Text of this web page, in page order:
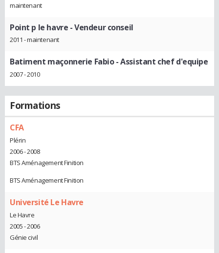
maintenant
Point p le havre - Vendeur conseil
2011 - maintenant
Batiment maçonnerie Fabio- Assistant chef d'equipe
2007 - 2010
Formations
CFA
Plérin
2006 - 2008
BTS Aménagement Finition
BTS Aménagement Finition
Université Le Havre
Le Havre
2005 - 2006
Génie civil